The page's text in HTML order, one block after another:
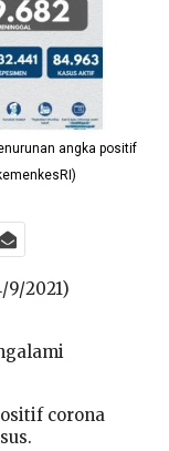
angka positif
9/2021)
corona